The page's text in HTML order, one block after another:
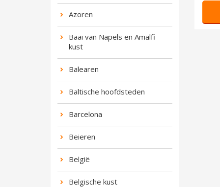
Azoren
Baai van Napels en Amalfi
kust
Balearen
Baltische hoofdsteden
Barcelona
Beieren
België
Belgische kust